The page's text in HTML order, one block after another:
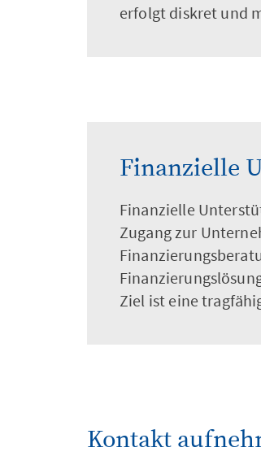
erfolgt diskret und
Finanzielle
Finanzielle
Zugang zur
Ziel ist eine
Kontakt